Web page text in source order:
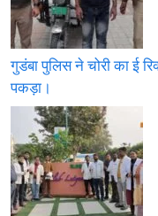
गुडंबा पुलिस ने चोरी का ई
पकड़ा।